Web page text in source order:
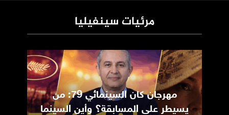
مرئيات سينفيليا
مهرجان كان السينمائي 79: من
يسيطر على المسابقة؟ وأين السينما